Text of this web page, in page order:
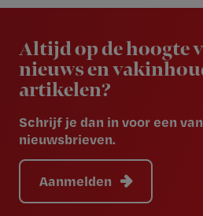
Altijd op de hoogte
nieuws en
artikelen?
Schrijf je dan in voor een
nieuwsbrieven.
Aanmelden